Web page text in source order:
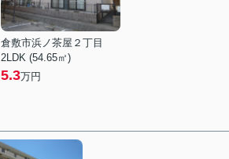
倉敷市浜ノ茶屋２丁目
2LDK (54.65㎡)
5.3万円